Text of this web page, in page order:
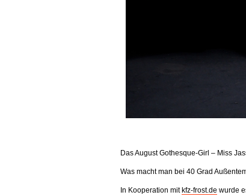
Das August Gothesque-Girl – Miss
Was macht man bei 40 Grad
In Kooperation mit kfz-frost.de wurde